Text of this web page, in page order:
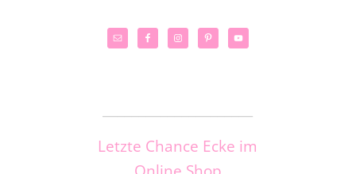
Letzte Chance Ecke im